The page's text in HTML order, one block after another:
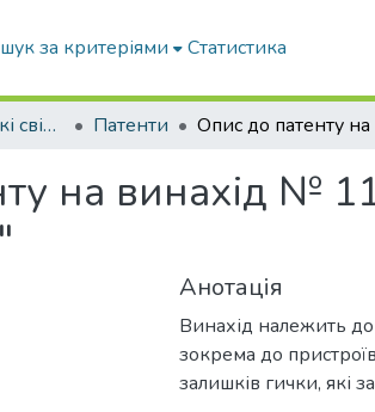
за критеріями Статистика
Патенти та авторські свідоцтва Патенти
на винахід №
Анотація
Винахід належить
зокрема до
залишків гички, які